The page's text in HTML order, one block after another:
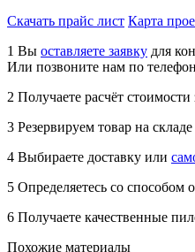
Скачать прайс лист Карта
1 Вы оставляете заявку для
Или позвоните нам по
2 Получаете расчёт
3 Резервируем товар на складе
4 Выбираете доставку или
5 Определяетесь со способом
6 Получаете качественные
Похожие материалы